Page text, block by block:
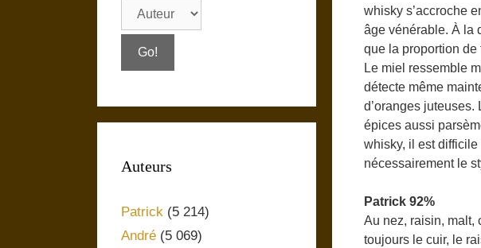
whisky s’accroche
âge vénérable. À la
que la proportion de
Le miel ressemble
détecte même
d’oranges juteuses.
épices aussi
whisky, il est
nécessairement le
Patrick 92%
Au nez, raisin, malt,
toujours le cuir, le
Auteurs
Patrick (5 214)
André (5 069)